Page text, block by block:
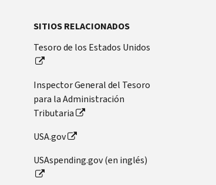
SITIOS RELACIONADOS
Tesoro de los Estados Unidos
Inspector General del Tesoro
para la Administración
Tributaria
USA.gov
USAspending.gov (en inglés)